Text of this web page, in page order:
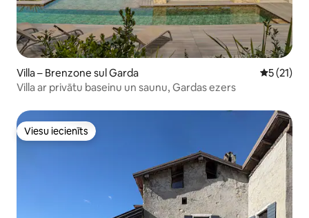
Villa – Brenzone sul Garda Vidējais
5 (21)
Villa ar privātu baseinu un saunu, Gardas ezers
Viesu iecienīts
Viesu iecienīts